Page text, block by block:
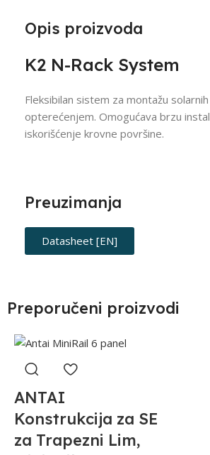
Opis proizvoda
K2 N-Rack System
Fleksibilan sistem za montažu
opterećenjem. Omogućava brzu
iskorišćenje krovne površine.
Preuzimanja
Datasheet [EN]
Preporučeni proizvodi
ANTAI
Konstrukcija za SE
za Trapezni Lim,